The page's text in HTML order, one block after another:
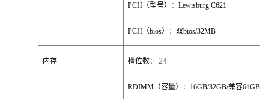
PCH （型号） ：Lewisburg C621
PCH （bios） ：双bios/32MB
内存 槽位数： 24
RDIMM （容量） ： 16GB/32GB/兼容